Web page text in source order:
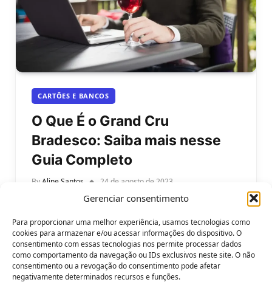
Gerenciar consentimento
Para proporcionar uma melhor experiência, usamos tecnologias como
cookies para armazenar e/ou acessar informações do dispositivo. O
consentimento com essas tecnologias nos permite processar dados
como comportamento da navegação ou IDs exclusivos neste site. O não
consentimento ou a revogação do consentimento pode afetar
negativamente determinados recursos e funções.
CARTÕES E BANCOS
O Que É o Grand Cru
Bradesco: Saiba mais nesse
Guia Completo
By Aline Santos 24 de agosto de 2023
O Que É o Grand Cru Bradesco: Saiba mais nesse
Guia Completo. A Grand Cru Bradesco é uma
parceria inovadora…